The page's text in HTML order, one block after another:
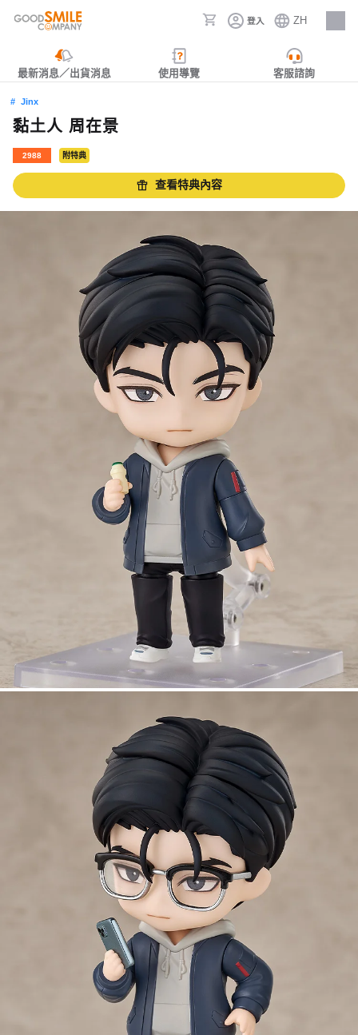
登入 ZH
人才招募
最新消息／出貨消息 使用導覽 客服諮詢
Jinx
黏土人 周在景
2988 附特典
查看特典內容